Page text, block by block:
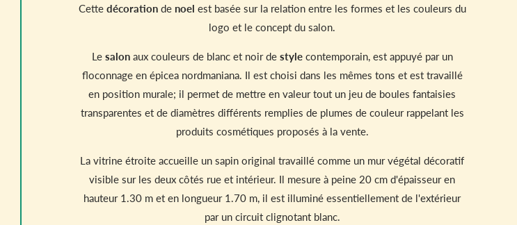
Cettedécorationde noel est basée sur la relation entre les formes et les couleurs du
logo et le concept du salon.
Lesalonaux couleurs de blanc et noir destylecontemporain, est appuyé par un
floconnage en épicea nordmaniana. Il est choisi dans les mêmes tons et est travaillé
en position murale; il permet de mettre en valeur tout un jeu de boules fantaisies
transparentes et de diamètres différents remplies de plumes de couleur rappelant les
produits cosmétiques proposés à la vente.
La vitrine étroite accueille un sapin original travaillé comme un mur végétal décoratif
visible sur les deux côtés rue et intérieur. Il mesure à peine 20 cm d'épaisseur en
hauteur 1.30 m et en longueur 1.70 m, il est illuminé essentiellement de l'extérieur
par un circuit clignotant blanc.